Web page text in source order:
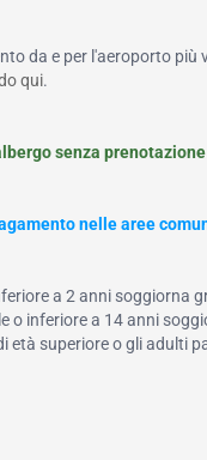
da e per l'aeroporto
qui.
senza prenotazione
nelle aree
a 2 anni soggiorna
o inferiore a 14 anni
età superiore o gli adulti